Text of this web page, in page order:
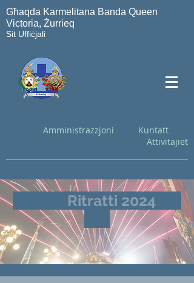
Għaqda Karmelitana Banda Queen
Victoria, Żurrieq
Sit Uffiċjali
Amministrazzjoni
Kuntatt
Attivitajiet
Ritratti 2024